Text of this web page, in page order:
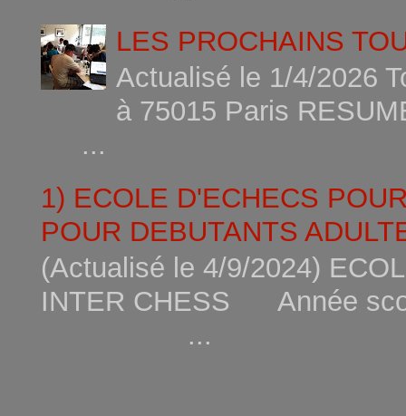
LES PROCHAINS
Actualisé le 1/4/2026
à 75015
...
1) ECOLE D'ECHECS
POUR DEBUTANTS
(Actualisé le 4/9/2024)
INTER CHESS Année
...